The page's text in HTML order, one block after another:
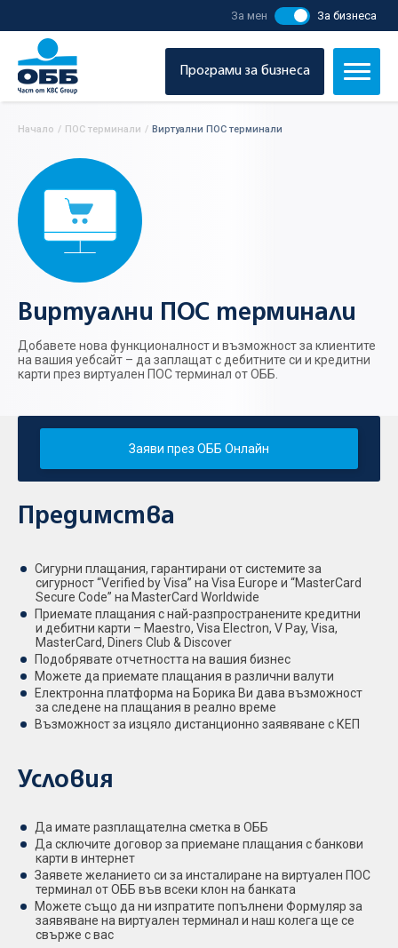
За мен За бизнеса
Програми за бизнеса
Начало / ПОС терминали / Виртуални ПОС терминали
Виртуални ПОС терминали
Добавете нова функционалност и възможност за клиентите
на вашия уебсайт – да заплащат с дебитните си и кредитни
карти през виртуален ПОС терминал от ОББ.
Заяви през ОББ Онлайн
Предимства
Сигурни плащания, гарантирани от системите за
сигурност “Verified by Visa” на Visa Europe и “MasterCard
Secure Code” на MasterCard Worldwide
Приемате плащания с най-разпространените кредитни
и дебитни карти – Maestro, Visa Electron, V Pay, Visa,
MasterCard, Diners Club & Discover
Подобрявате отчетността на вашия бизнес
Можете да приемате плащания в различни валути
Електронна платформа на Борика Ви дава възможност
за следене на плащания в реално време
Възможност за изцяло дистанционно заявяване с КЕП
Условия
Да имате разплащателна сметка в ОББ
Да сключите договор за приемане плащания с банкови
карти в интернет
Заявете желанието си за инсталиране на виртуален ПОС
терминал от ОББ във всеки клон на банката
Можете също да ни изпратите попълнени Формуляр за
заявяване на виртуален терминал и наш колега ще се
свърже с вас